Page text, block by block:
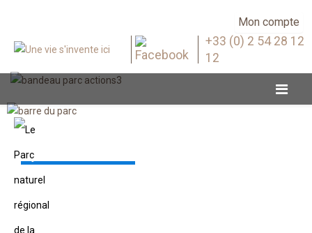
Mon compte
+33 (0) 2 54 28 12
12